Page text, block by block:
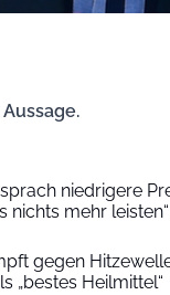
niedrigere
nichts mehr leisten“
gegen
„bestes Heilmittel“